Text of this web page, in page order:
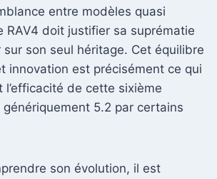
entre modèles quasi
RAV4 doit justifier sa suprématie
sur son seul héritage. Cet équilibre
innovation est précisément ce qui
de cette sixième
5.2 par certains
son évolution, il est